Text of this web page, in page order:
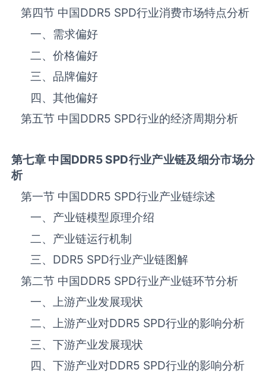
第四节 中国DDR5 SPD‌‌‌行业消费市场特点分析
一、需求偏好
二、价格偏好
三、品牌偏好
四、其他偏好
第五节 中国DDR5 SPD‌‌‌行业的经济周期分析
第七章 中国DDR5 SPD行业产业链及细分市场分
析
第一节 中国DDR5 SPD‌‌‌行业产业链综述
一、产业链模型原理介绍
二、产业链运行机制
三、 DDR5 SPD‌‌‌行业产业链图解
第二节 中国DDR5 SPD‌‌‌行业产业链环节分析
一、上游产业发展现状
二、上游产业对DDR5 SPD‌‌‌行业的影响分析
三、下游产业发展现状
四、下游产业对DDR5 SPD‌‌‌行业的影响分析